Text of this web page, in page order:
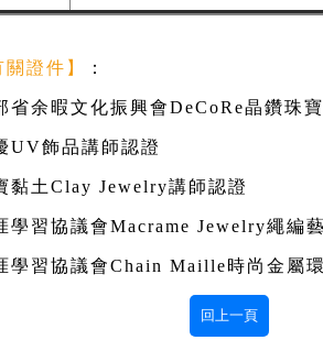
關證件】 ：
省余暇文化振興會DeCoRe晶鑽珠
UV飾品講師認證
黏土Clay Jewelry講師認證
學習協議會Macrame Jewelry繩編
學習協議會Chain Maille時尚金屬